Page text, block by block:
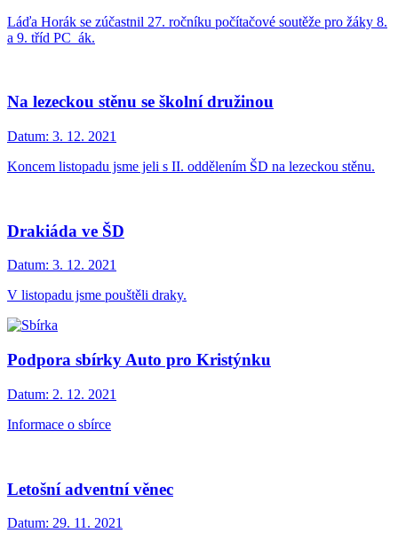
Láďa Horák se zúčastnil 27. ročníku počítačové soutěže pro žáky 8.
a 9. tříd PC_ák.
Na lezeckou stěnu se školní družinou
Datum: 3. 12. 2021
Koncem listopadu jsme jeli s II. oddělením ŠD na lezeckou stěnu.
Drakiáda ve ŠD
Datum: 3. 12. 2021
V listopadu jsme pouštěli draky.
Podpora sbírky Auto pro Kristýnku
Datum: 2. 12. 2021
Informace o sbírce
Letošní adventní věnec
Datum: 29. 11. 2021